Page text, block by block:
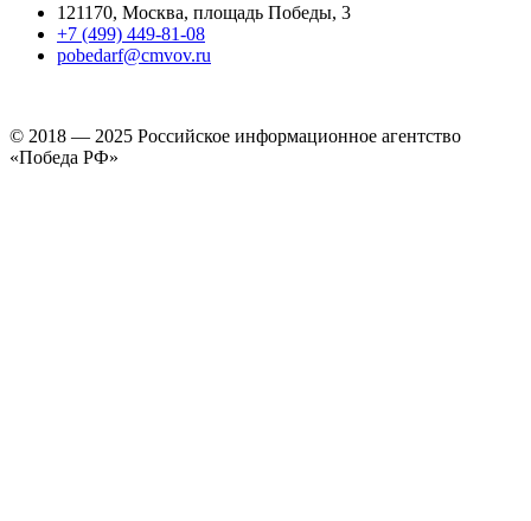
121170, Москва, площадь Победы, 3
+7 (499) 449-81-08
pobedarf@cmvov.ru
© 2018 — 2025 Российское информационное агентство
«Победа РФ»